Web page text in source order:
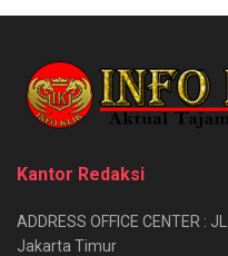
Kantor Redaksi
ADDRESS OFFICE CENTER :
Jakarta Timur